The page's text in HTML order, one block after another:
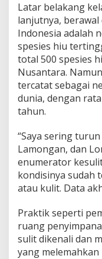
Latar belakang
lanjutnya,
Indonesia adalah
spesies hiu
total 500 spesies
Nusantara.
tercatat sebagai
dunia, dengan
tahun.
“Saya sering
Lamongan, dan
enumerator
kondisinya sudah
atau kulit. Data
Praktik seperti
ruang
sulit dikenali dan
yang